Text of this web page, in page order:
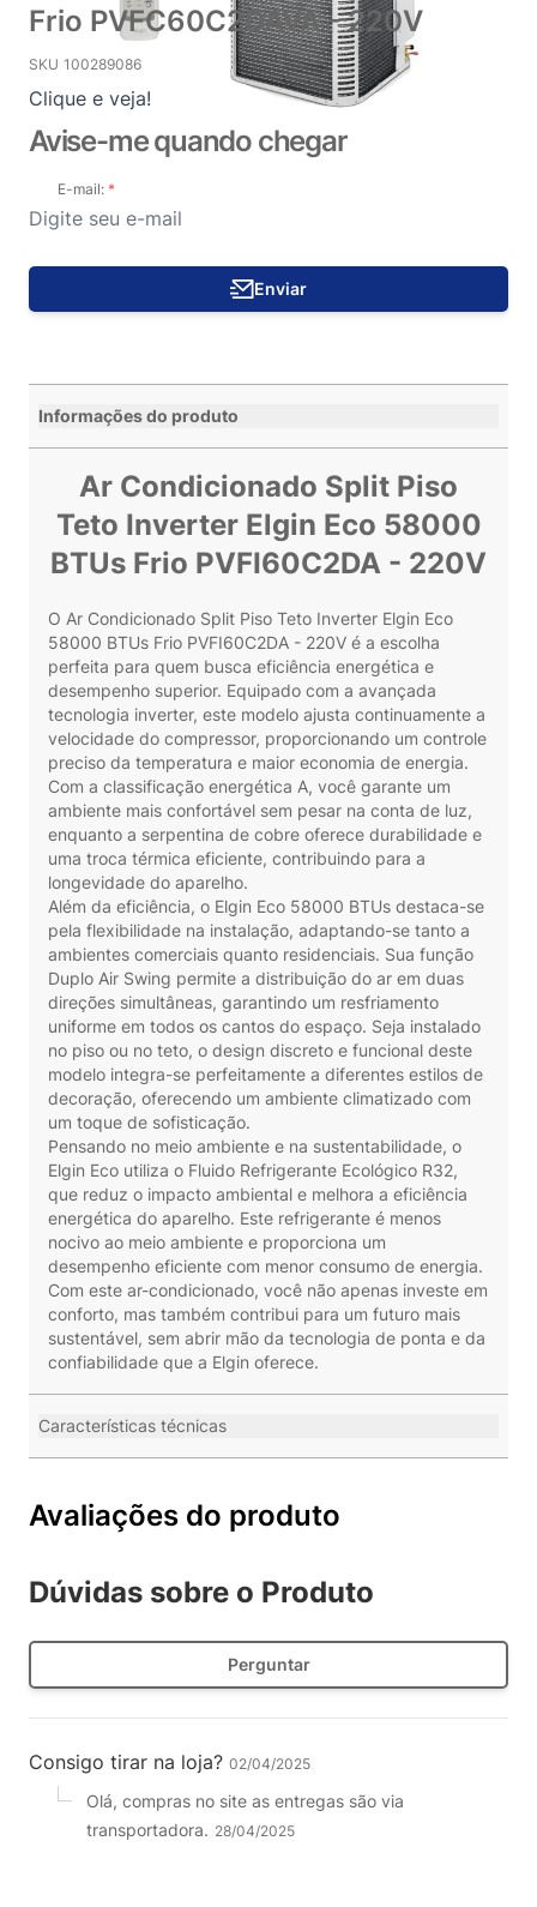
Frio PVFC60C2DAVA - 220V
SKU 100289086
Clique e veja!
Avise-me quando chegar
E-mail:
Enviar
Informações do produto
Ar Condicionado Split Piso
Teto Inverter Elgin Eco 58000
BTUs Frio PVFI60C2DA - 220V
O Ar Condicionado Split Piso Teto Inverter Elgin Eco
58000 BTUs Frio PVFI60C2DA - 220V é a escolha
perfeita para quem busca eficiência energética e
desempenho superior. Equipado com a avançada
tecnologia inverter, este modelo ajusta continuamente a
velocidade do compressor, proporcionando um controle
preciso da temperatura e maior economia de energia.
Com a classificação energética A, você garante um
ambiente mais confortável sem pesar na conta de luz,
enquanto a serpentina de cobre oferece durabilidade e
uma troca térmica eficiente, contribuindo para a
longevidade do aparelho.
Além da eficiência, o Elgin Eco 58000 BTUs destaca-se
pela flexibilidade na instalação, adaptando-se tanto a
ambientes comerciais quanto residenciais. Sua função
Duplo Air Swing permite a distribuição do ar em duas
direções simultâneas, garantindo um resfriamento
uniforme em todos os cantos do espaço. Seja instalado
no piso ou no teto, o design discreto e funcional deste
modelo integra-se perfeitamente a diferentes estilos de
decoração, oferecendo um ambiente climatizado com
um toque de sofisticação.
Pensando no meio ambiente e na sustentabilidade, o
Elgin Eco utiliza o Fluido Refrigerante Ecológico R32,
que reduz o impacto ambiental e melhora a eficiência
energética do aparelho. Este refrigerante é menos
nocivo ao meio ambiente e proporciona um
desempenho eficiente com menor consumo de energia.
Com este ar-condicionado, você não apenas investe em
conforto, mas também contribui para um futuro mais
sustentável, sem abrir mão da tecnologia de ponta e da
confiabilidade que a Elgin oferece.
Características técnicas
Avaliações do produto
Dúvidas sobre o Produto
Perguntar
Consigo tirar na loja? 02/04/2025
Olá, compras no site as entregas são via
transportadora. 28/04/2025